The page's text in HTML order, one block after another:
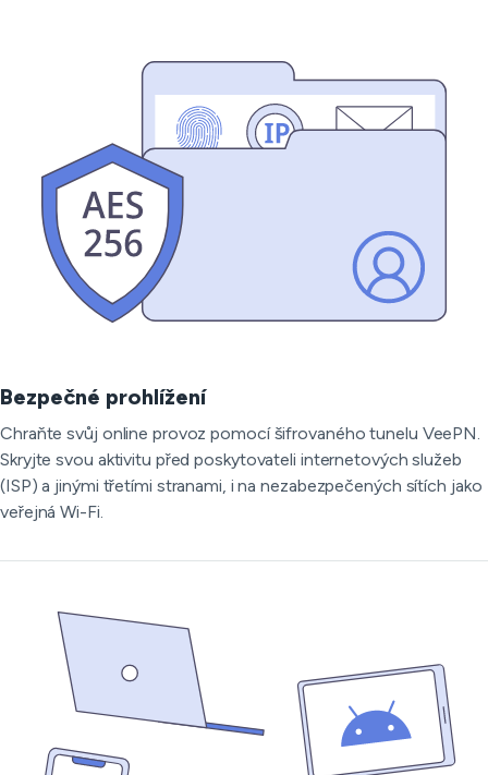
Bezpečné prohlížení
Chraňte svůj online provoz pomocí šifrovaného tunelu VeePN.
Skryjte svou aktivitu před poskytovateli internetových služeb
(ISP) a jinými třetími stranami, i na nezabezpečených sítích jako
veřejná Wi-Fi.